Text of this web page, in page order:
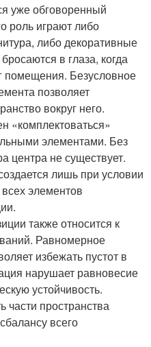
уже обговоренный
роль играют либо
либо декоративные
в глаза, когда
помещения. Безусловное
позволяет
вокруг него.
«комплектоваться»
элементами. Без
центра не существует.
лишь при условии
элементов
также относится к
Равномерное
избежать пустот в
нарушает равновесие
устойчивость.
части пространства
всего